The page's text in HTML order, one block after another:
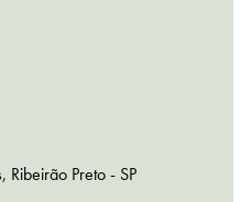
Ribeirão Preto - SP